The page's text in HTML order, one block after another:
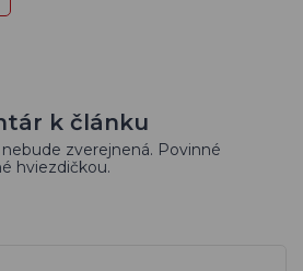
k článku
zverejnená. Povinné
hviezdičkou.